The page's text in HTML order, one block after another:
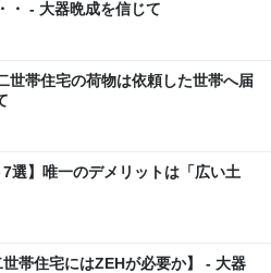
・ - 大器晩成を信じて
世帯住宅の荷物は依頼した世帯へ届
7選】唯一のデメリットは「広い土
帯住宅にはZEHが必要か】 - 大器